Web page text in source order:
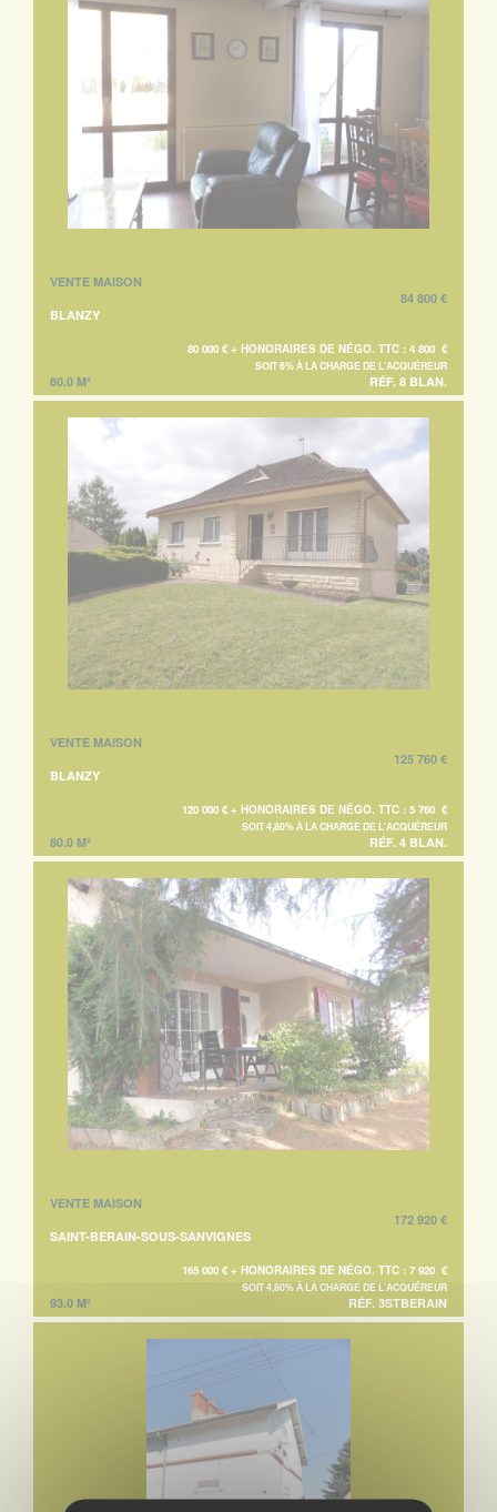
VENTE MAISON
84 800 €
BLANZY
80 000 € + HONORAIRES DE NÉGO. TTC : 4 800 €
SOIT 6% À LA CHARGE DE L'ACQUÉREUR
80.0 M² RÉF. 8 BLAN.
VENTE MAISON
125 760 €
BLANZY
120 000 € + HONORAIRES DE NÉGO. TTC : 5 760 €
SOIT 4,80% À LA CHARGE DE L'ACQUÉREUR
80.0 M² RÉF. 4 BLAN.
VENTE MAISON
172 920 €
SAINT-BERAIN-SOUS-SANVIGNES
165 000 € + HONORAIRES DE NÉGO. TTC : 7 920 €
SOIT 4,80% À LA CHARGE DE L'ACQUÉREUR
93.0 M² RÉF. 3STBERAIN